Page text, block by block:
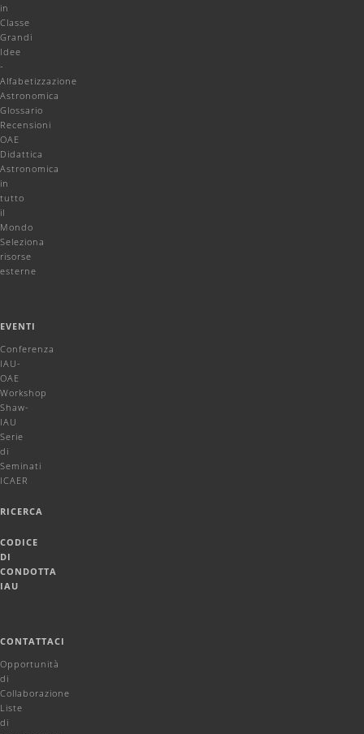
in
Classe
Grandi
Idee
-
Alfabetizzazione
Astronomica
Glossario
Recensioni
OAE
Didattica
Astronomica
in
tutto
il
Mondo
Seleziona
risorse
esterne
EVENTI
Conferenza
IAU-
OAE
Workshop
Shaw-
IAU
Serie
di
Seminati
ICAER
RICERCA
CODICE
DI
CONDOTTA
IAU
CONTATTACI
Opportunità
di
Collaborazione
Liste
di